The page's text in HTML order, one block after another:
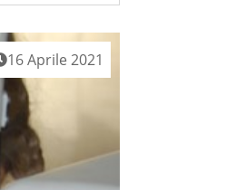
16 Aprile 2021